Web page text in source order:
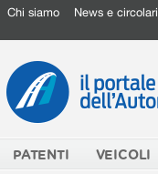
Chi siamo News e circolari
PATENTI VEICOLI